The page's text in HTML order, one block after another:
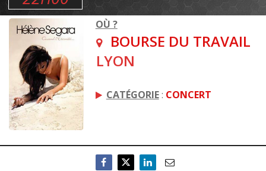
OÙ ?
BOURSE DU TRAVAIL
LYON
CATÉGORIE: CONCERT